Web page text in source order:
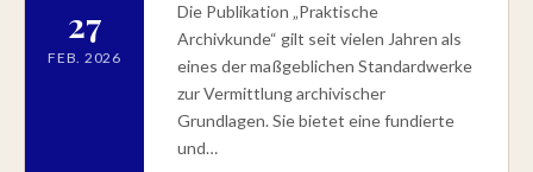
27
FEB. 2026
Die Publikation „Praktische
Archivkunde“ gilt seit vielen Jahren als
eines der maßgeblichen Standardwerke
zur Vermittlung archivischer
Grundlagen. Sie bietet eine fundierte
und…